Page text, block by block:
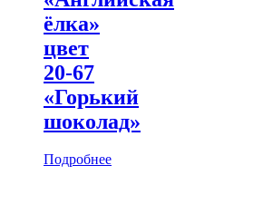
ёлка»
цвет
20-67
«Горький
шоколад»
Подробнее